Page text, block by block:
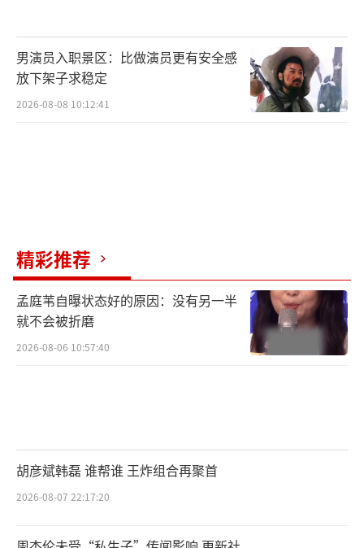
能如此坚持，未来可期。你看了《不眠日》
吗？你会用哪个字评价它？
（责任编辑：0882）
男演员入职景区：比做演员更有安全感
放下架子求稳定
2026-08-08 10:12:41
精彩推荐
孟庭苇自曝状态好的原因：没有另一半
就不会被折磨
2026-08-06 10:57:40
胡彦斌韩磊 谁帮谁 王炸组合再聚首
2026-08-07 22:17:20